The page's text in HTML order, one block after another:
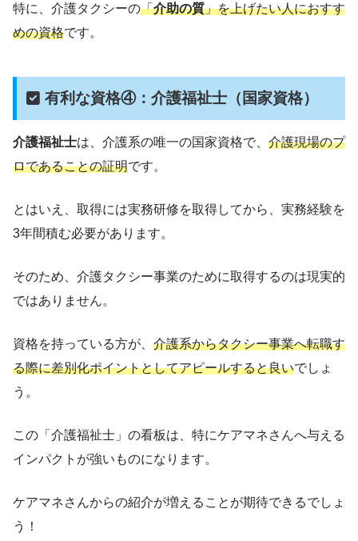
特に、介護タクシーの「介助の質」を上げたい人におすす
めの資格です。
有利な資格④：介護福祉士（国家資格）
介護福祉士は、介護系の唯一の国家資格で、 介護現場のプ
ロであることの証明です。
とはいえ、取得には実務研修を取得してから、実務経験を
3年間積む必要があります。
そのため、介護タクシー事業のために取得するのは現実的
ではありません。
資格を持っている方が、 介護系からタクシー事業へ転職す
る際に差別化ポイントとしてアピールすると良いでしょ
う。
この「介護福祉士」の看板は、特にケアマネさんへ与える
インパクトが強いものになります。
ケアマネさんからの紹介が増えることが期待できるでしょ
う！